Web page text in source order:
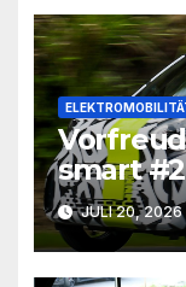
smart
dieJULI 20, 2026